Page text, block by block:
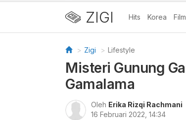
ZIGI Hits Korea Film
Zigi Lifestyle
Misteri Gunung
Gamalama
Oleh Erika Rizqi Rachmani
16 Februari 2022, 14:34